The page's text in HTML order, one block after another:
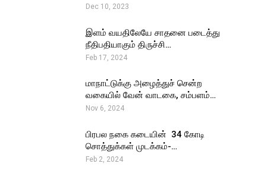
Dec 10, 2023
இளம் வயதிலேயே சாதனை படைத்து
நீதிபதியாகும் திருச்சி…
Feb 17, 2024
மாநாட்டுக்கு அழைத்துச் சென்ற
வகையில் வேன் வாடகை, சம்பளம்…
Nov 6, 2024
பிரபல நகை கடையின் ₹ 34 கோடி
சொத்துக்கள் முடக்கம்-…
Feb 2, 2024